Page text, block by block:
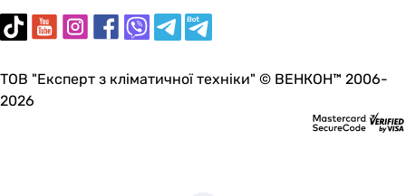
ТОВ "Експерт з кліматичної техніки" © ВЕНКОН™ 2006-
2026